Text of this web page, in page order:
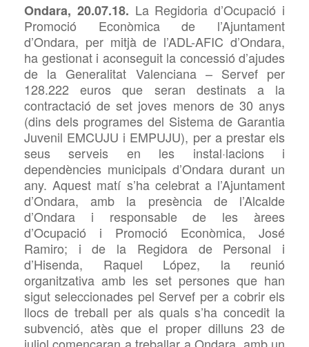
Ondara, 20.07.18. La Regidoria d’Ocupació i
Promoció Econòmica de l’Ajuntament
d’Ondara, per mitjà de l’ADL-AFIC d’Ondara,
ha gestionat i aconseguit la concessió d’ajudes
de la Generalitat Valenciana – Servef per
128.222 euros que seran destinats a la
contractació de set joves menors de 30 anys
(dins dels programes del Sistema de Garantia
Juvenil EMCUJU i EMPUJU), per a prestar els
seus serveis en les instal·lacions i
dependències municipals d’Ondara durant un
any. Aquest matí s’ha celebrat a l’Ajuntament
d’Ondara, amb la presència de l’Alcalde
d’Ondara i responsable de les àrees
d’Ocupació i Promoció Econòmica, José
Ramiro; i de la Regidora de Personal i
d’Hisenda, Raquel López, la reunió
organitzativa amb les set persones que han
sigut seleccionades pel Servef per a cobrir els
llocs de treball per als quals s’ha concedit la
subvenció, atès que el proper dilluns 23 de